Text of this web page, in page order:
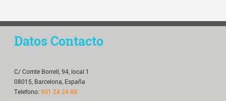
Datos Contacto
C/ Comte Borrell, 94, local 1
08015, Barcelona, España
Telefono:931 24 24 88